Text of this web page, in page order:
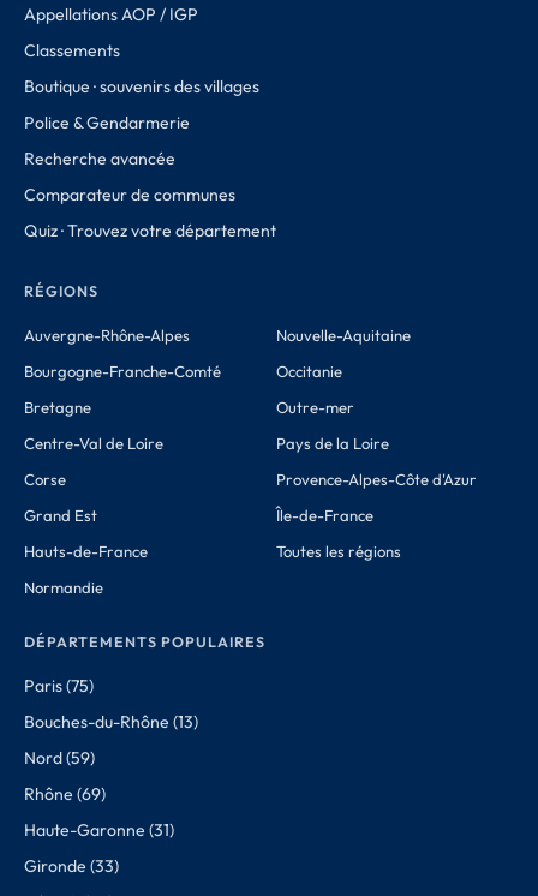
Appellations AOP / IGP
Classements
Boutique · souvenirs des villages
Police & Gendarmerie
Recherche avancée
Comparateur de communes
Quiz · Trouvez votre département
RÉGIONS
Auvergne-Rhône-Alpes
Bourgogne-Franche-Comté
Bretagne
Centre-Val de Loire
Corse
Grand Est
Hauts-de-France
Normandie
Nouvelle-Aquitaine
Occitanie
Outre-mer
Pays de la Loire
Provence-Alpes-Côte d'Azur
Île-de-France
Toutes les régions
DÉPARTEMENTS POPULAIRES
Paris (75)
Bouches-du-Rhône (13)
Nord (59)
Rhône (69)
Haute-Garonne (31)
Gironde (33)